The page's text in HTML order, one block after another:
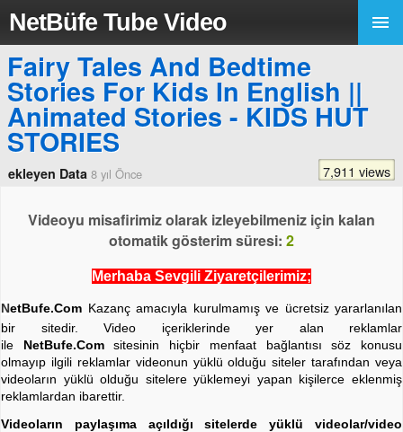
NetBüfe Tube Video
Fairy Tales And Bedtime
Stories For Kids In English ||
Animated Stories - KIDS HUT
STORIES
ekleyen Data 8 yıl Önce 7,911 views
Videoyu misafirimiz olarak izleyebilmeniz için kalan
otomatik gösterim süresi: 2
Merhaba Sevgili Ziyaretçilerimiz;
NetBufe.Com Kazanç amacıyla kurulmamış ve ücretsiz yararlanılan
bir sitedir. Video içeriklerinde yer alan reklamlar
ile NetBufe.Comsitesinin hiçbir menfaat bağlantısı söz konusu
olmayıp ilgili reklamlar videonun yüklü olduğu siteler tarafından veya
videoların yüklü olduğu sitelere yüklemeyi yapan kişilerce eklenmiş
reklamlardan ibarettir.
Videoların paylaşıma açıldığı sitelerde yüklü videolar/video